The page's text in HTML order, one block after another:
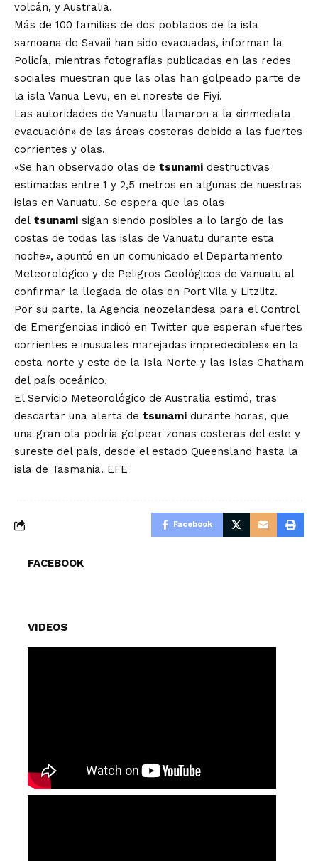
volcán, y Australia.
Más de 100 familias de dos poblados de la isla
samoana de Savaii han sido evacuadas, informan la
Policía, mientras fotografías publicadas en las redes
sociales muestran que las olas han golpeado parte de
la isla Vanua Levu, en el noreste de Fiyi.
Las autoridades de Vanuatu llamaron a la «inmediata
evacuación» de las áreas costeras debido a las fuertes
corrientes y olas.
«Se han observado olas de tsunami destructivas
estimadas entre 1 y 2,5 metros en algunas de nuestras
islas en Vanuatu. Se espera que las olas
del tsunami sigan siendo posibles a lo largo de las
costas de todas las islas de Vanuatu durante esta
noche», apuntó en un comunicado el Departamento
Meteorológico y de Peligros Geológicos de Vanuatu al
confirmar la llegada de olas en Port Vila y Litzlitz.
Por su parte, la Agencia neozelandesa para el Control
de Emergencias indicó en Twitter que esperan «fuertes
corrientes e inusuales marejadas impredecibles» en la
costa norte y este de la Isla Norte y las Islas Chatham
del país oceánico.
El Servicio Meteorológico de Australia estimó, tras
descartar una alerta de tsunami durante horas, que
una gran ola podría golpear zonas costeras del este y
sureste del país, desde el estado Queensland hasta la
isla de Tasmania. EFE
Facebook
FACEBOOK
VIDEOS